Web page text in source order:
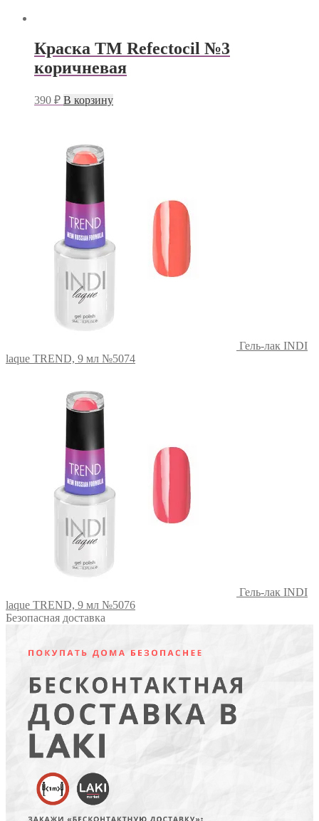
Краска TM Refectocil №3
коричневая
390 ₽ В корзину
Гель-лак INDI
laque TREND, 9 мл №5074
Гель-лак INDI
laque TREND, 9 мл №5076
Безопасная доставка